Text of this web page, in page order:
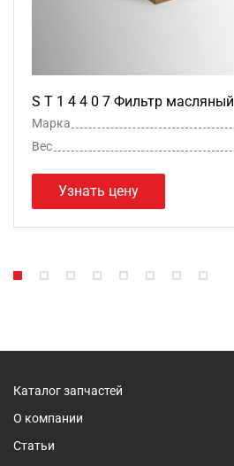
S T 1 4 4 0 7 Фильтр масляный
Марка
Вес
Узнать цену
Каталог запчастей
О компании
Статьи